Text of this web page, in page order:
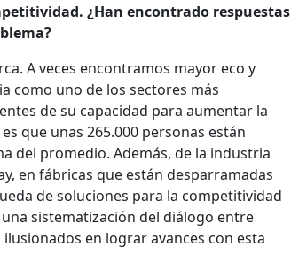
¿Han encontrado respuestas
A veces encontramos mayor eco y
como uno de los sectores más
de su capacidad para aumentar la
que unas 265.000 personas están
del promedio. Además, de la industria
en fábricas que están desparramadas
de soluciones para la competitividad
sistematización del diálogo entre
en lograr avances con esta